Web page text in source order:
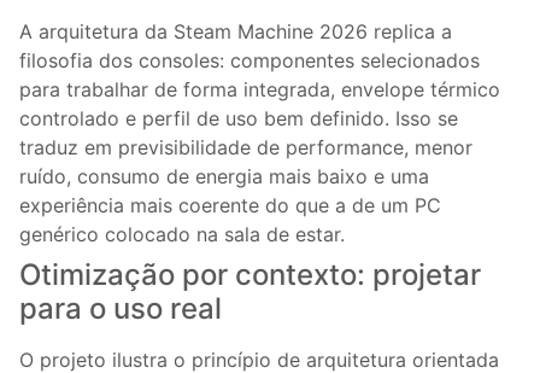
A arquitetura da Steam Machine 2026 replica a
filosofia dos consoles: componentes selecionados
para trabalhar de forma integrada, envelope térmico
controlado e perfil de uso bem definido. Isso se
traduz em previsibilidade de performance, menor
ruído, consumo de energia mais baixo e uma
experiência mais coerente do que a de um PC
genérico colocado na sala de estar.
Otimização por contexto: projetar
para o uso real
O projeto ilustra o princípio de arquitetura orientada